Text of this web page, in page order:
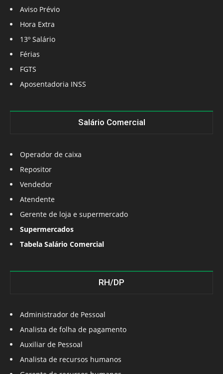
Aviso Prévio
Hora Extra
13º Salário
Férias
FGTS
Aposentadoria INSS
Salário Comercial
Operador de caixa
Repositor
Vendedor
Atendente
Gerente de loja e supermercado
Supermercados
Tabela Salário Comercial
RH/DP
Administrador de Pessoal
Analista de folha de pagamento
Auxiliar de Pessoal
Analista de recursos humanos